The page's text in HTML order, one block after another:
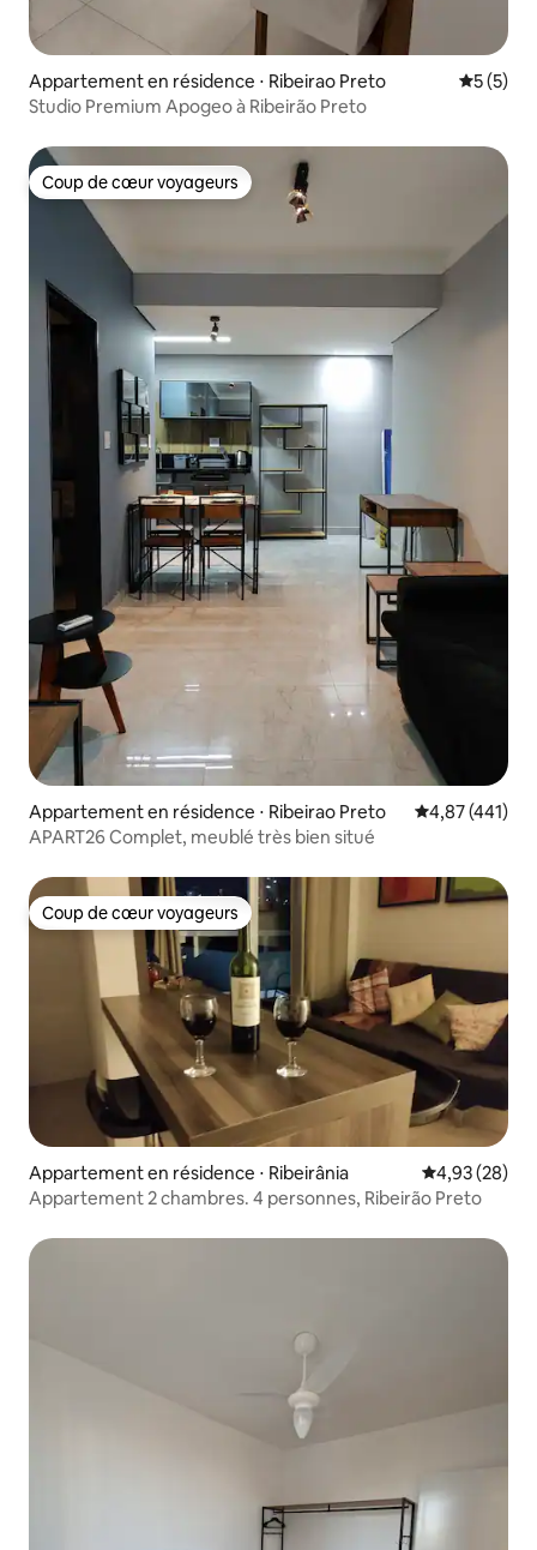
Appartement en résidence ⋅ Ribeirao Preto
5 (5)
Studio Premium Apogeo à Ribeirão Preto
Coup de cœur voyageurs
Coup de cœur voyageurs
Appartement en résidence ⋅ Ribeirao Preto Évaluation
4,87 (441)
APART26 Complet, meublé très bien situé
Coup de cœur voyageurs
Coup de cœur voyageurs
Appartement en résidence ⋅ Ribeirânia Évaluation
4,93 (28)
Appartement 2 chambres. 4 personnes, Ribeirão Preto